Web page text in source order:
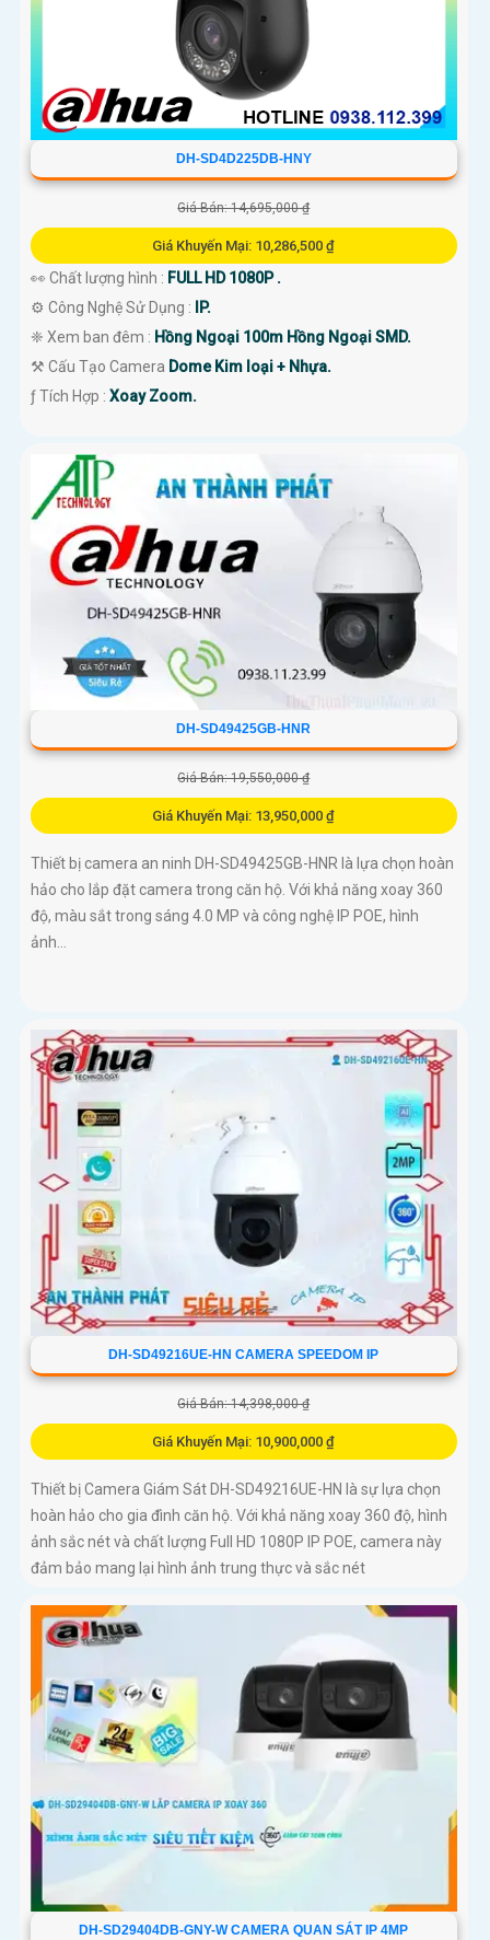
DH-SD4D225DB-HNY
Giá Bán: 14,695,000 ₫
Giá Khuyến Mại: 10,286,500 ₫
👀 Chất lượng hình : FULL HD 1080P .
⚙ Công Nghệ Sử Dụng : IP.
❈ Xem ban đêm : Hồng Ngoại 100m Hồng Ngoại SMD.
⚒ Cấu Tạo Camera Dome Kim loại + Nhựa.
️ƒ Tích Hợp : Xoay Zoom.
DH-SD49425GB-HNR
Giá Bán: 19,550,000 ₫
Giá Khuyến Mại: 13,950,000 ₫
Thiết bị camera an ninh DH-SD49425GB-HNR là lựa chọn hoàn
hảo cho lắp đặt camera trong căn hộ. Với khả năng xoay 360
độ, màu sắt trong sáng 4.0 MP và công nghệ IP POE, hình
ảnh...
DH-SD49216UE-HN CAMERA SPEEDOM IP
Giá Bán: 14,398,000 ₫
Giá Khuyến Mại: 10,900,000 ₫
Thiết bị Camera Giám Sát DH-SD49216UE-HN là sự lựa chọn
hoàn hảo cho gia đình căn hộ. Với khả năng xoay 360 độ, hình
ảnh sắc nét và chất lượng Full HD 1080P IP POE, camera này
đảm bảo mang lại hình ảnh trung thực và sắc nét
DH-SD29404DB-GNY-W CAMERA QUAN SÁT IP 4MP